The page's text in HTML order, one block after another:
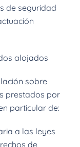
de seguridad
alojados
sobre
prestados por
particular de:
a las leyes
de